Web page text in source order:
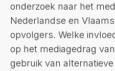
onderzoek naar het
Nederlandse en
opvolgers. Welke
op het mediagedrag
gebruik van